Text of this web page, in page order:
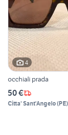
4
occhiali prada
50 €
Citta' Sant'Angelo(PE)